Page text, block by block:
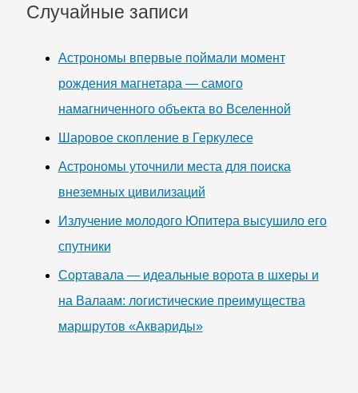
Случайные записи
Астрономы впервые поймали момент
рождения магнетара — самого
намагниченного объекта во Вселенной
Шаровое скопление в Геркулесе
Астрономы уточнили места для поиска
внеземных цивилизаций
Излучение молодого Юпитера высушило его
спутники
Сортавала — идеальные ворота в шхеры и
на Валаам: логистические преимущества
маршрутов «Аквариды»